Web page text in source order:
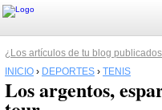
¿Los artículos de tu blog
INICIO › DEPORTES › TENIS
Los argentos,